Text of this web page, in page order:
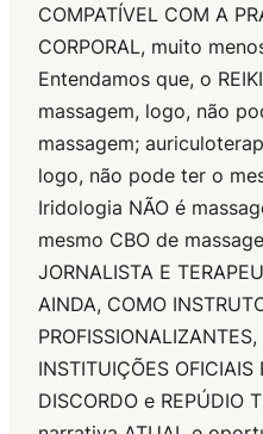
COMPATÍVEL COM A
CORPORAL, muito
Entendamos que, o
massagem, logo, não
massagem;
logo, não pode ter o
Iridologia NÃO é
mesmo CBO de
JORNALISTA E
AINDA, COMO
INSTITUIÇÕES
DISCORDO e REPÚDIO